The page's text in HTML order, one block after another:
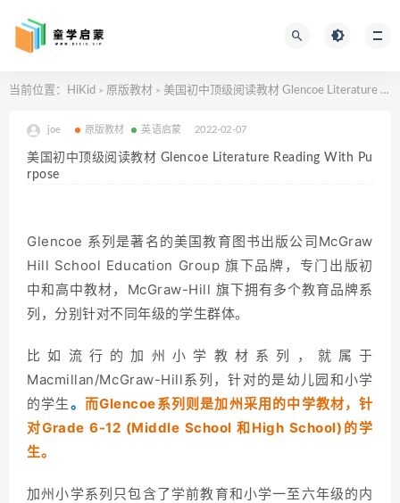
当前位置： HiKid > 原版教材 > 美国初中顶级阅读教材 Glencoe Literature Reading With Purpose
joe 原版教材 英语启蒙 2022-02-07
美国初中顶级阅读教材 Glencoe Literature Reading With Pu
rpose
Glencoe 系列是著名的美国教育图书出版公司McGraw
Hill School Education Group 旗下品牌，专门出版初
中和高中教材，McGraw-Hill 旗下拥有多个教育品牌系
列，分别针对不同年级的学生群体。
比如流行的加州小学教材系列，就属于
Macmillan/McGraw-Hill系列，针对的是幼儿园和小学
的学生。 而Glencoe系列则是加州采用的中学教材，针
对Grade 6-12 (Middle School 和High School)的学
生。
加州小学系列只包含了学前教育和小学一至六年级的内